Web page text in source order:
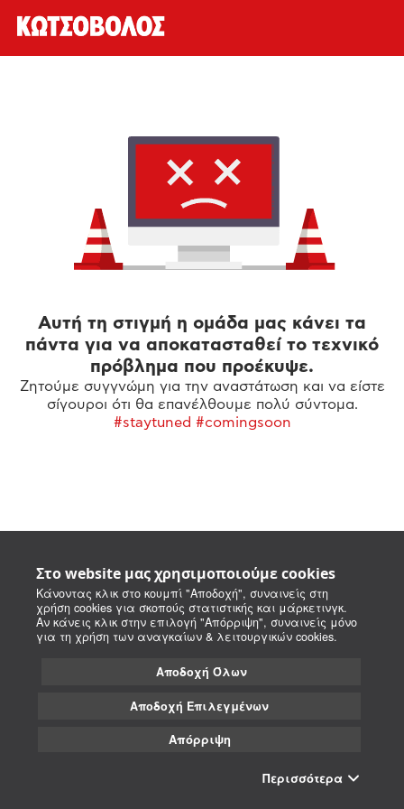
Στο website μας χρησιμοποιούμε cookies
Κάνοντας κλικ στο κουμπί "Αποδοχή", συναινείς στη
χρήση cookies για σκοπούς στατιστικής και μάρκετινγκ.
Αν κάνεις κλικ στην επιλογή "Απόρριψη", συναινείς μόνο
για τη χρήση των αναγκαίων & λειτουργικών cookies.
Αποδοχή Όλων
Αποδοχή Επιλεγμένων
Απόρριψη
Περισσότερα
Αυτή τη στιγμή η ομάδα μας κάνει τα
πάντα για να αποκατασταθεί το τεχνικό
πρόβλημα που προέκυψε.
Ζητούμε συγγνώμη για την αναστάτωση και να είστε
σίγουροι ότι θα επανέλθουμε πολύ σύντομα.
#staytuned #comingsoon